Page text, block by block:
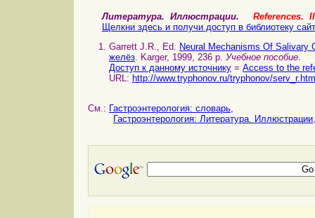
Литература. Иллюстрации. References.
Щелкни здесь и получи доступ в библиотеку
Garrett J.R., Ed. Neural Mechanisms Of Salivary
желёз. Karger, 1999, 236 p. Учебное пособие.
Доступ к данному источнику = Access to the
URL: http://www.tryphonov.ru/tryphonov/
См.: Гастроэнтерология: словарь,
Гастроэнтерология: Литература. Иллюстрации,